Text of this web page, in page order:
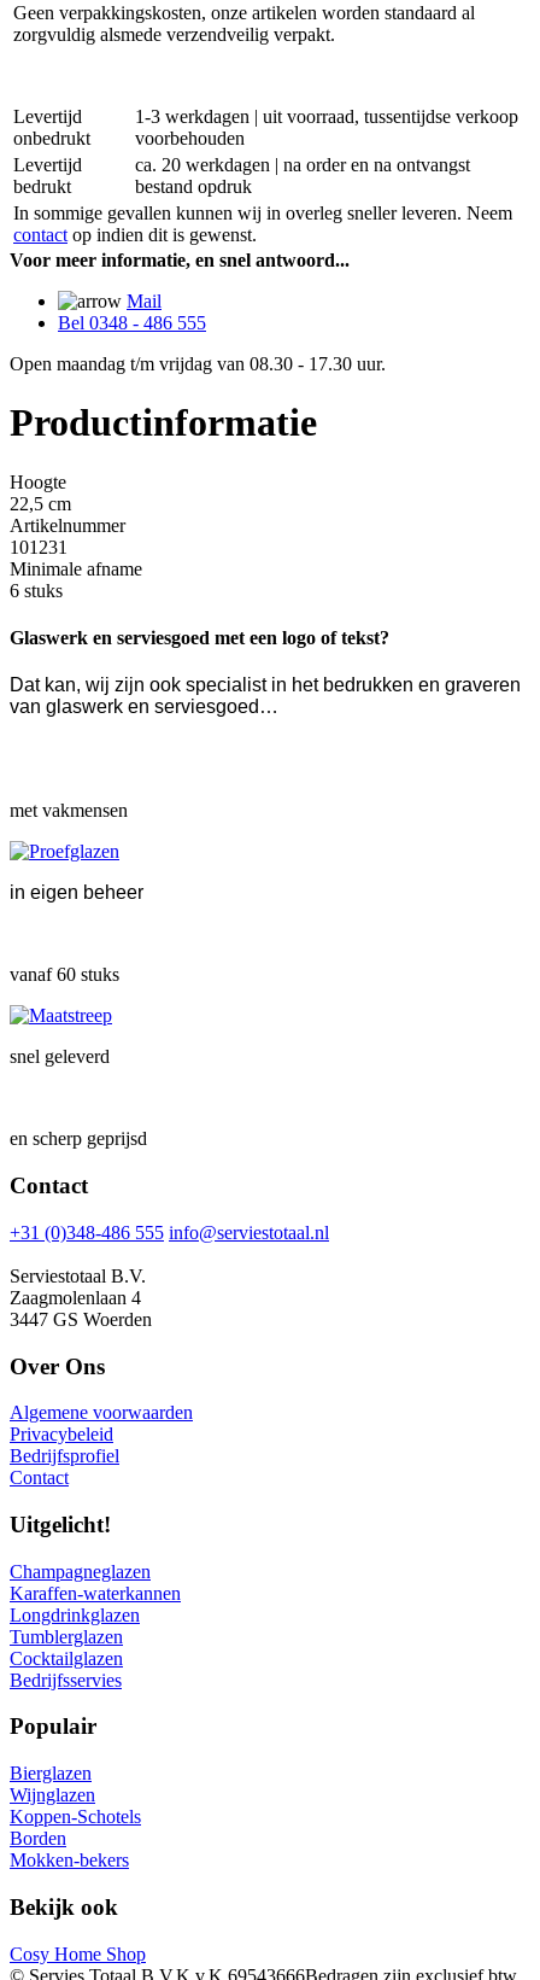
Geen verpakkingskosten, onze artikelen worden standaard al
zorgvuldig alsmede verzendveilig verpakt.
Levertijd
onbedrukt
1-3 werkdagen | uit voorraad, tussentijdse verkoop
voorbehouden
Levertijd
bedrukt
ca. 20 werkdagen | na order en na ontvangst
bestand opdruk
In sommige gevallen kunnen wij in overleg sneller leveren. Neem
contact op indien dit is gewenst.
Voor meer informatie, en snel antwoord...
Mail
Bel 0348 - 486 555
Open maandag t/m vrijdag van 08.30 - 17.30 uur.
Productinformatie
Hoogte
22,5 cm
Artikelnummer
101231
Minimale afname
6 stuks
Glaswerk en serviesgoed met een logo of tekst?
Dat kan, wij zijn ook specialist in het bedrukken en graveren
van glaswerk en serviesgoed…
met vakmensen
in eigen beheer
vanaf 60 stuks
snel geleverd
en scherp geprijsd
Contact
+31 (0)348-486 555 info@serviestotaal.nl
Serviestotaal B.V.
Zaagmolenlaan 4
3447 GS Woerden
Over Ons
Algemene voorwaarden
Privacybeleid
Bedrijfsprofiel
Contact
Uitgelicht!
Champagneglazen
Karaffen-waterkannen
Longdrinkglazen
Tumblerglazen
Cocktailglazen
Bedrijfsservies
Populair
Bierglazen
Wijnglazen
Koppen-Schotels
Borden
Mokken-bekers
Bekijk ook
Cosy Home Shop
© Servies Totaal B.V.K.v.K 69543666Bedragen zijn exclusief btw